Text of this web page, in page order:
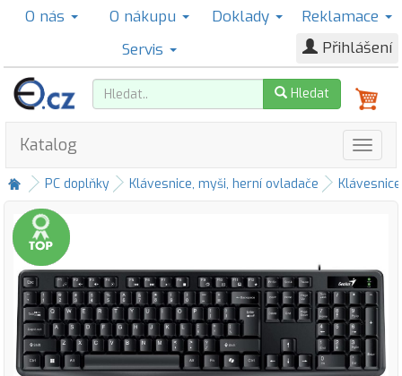
O nás O nákupu Doklady
Reklamace
Servis
Přihlášení
Hledat
Katalog
PC doplňky Klávesnice, myši, herní ovladače Klávesnice